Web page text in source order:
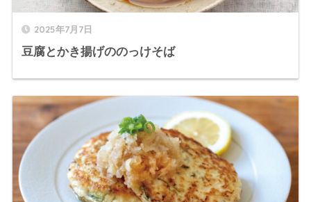
2025年7月7日
豆腐とかき揚げののっけそば